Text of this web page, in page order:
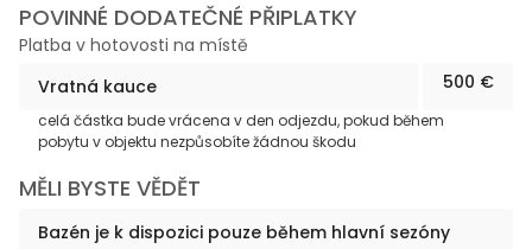
POVINNÉ DODATEČNÉ PŘIPLATKY
Platba v hotovosti na místě
Vratná kauce
500 €
celá částka bude vrácena v den odjezdu, pokud během
pobytu v objektu nezpůsobíte žádnou škodu
MĚLI BYSTE VĚDĚT
Bazén je k dispozici pouze během hlavní sezóny